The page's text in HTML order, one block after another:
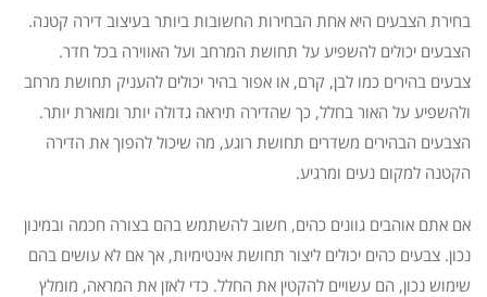
בחירת הצבעים היא אחת הבחירות החשובות ביותר בעיצוב דירה קטנה.
הצבעים יכולים להשפיע על תחושת המרחב ועל האווירה בכל חדר.
צבעים בהירים כמו לבן, קרם, או אפור בהיר יכולים להעניק תחושת מרחב
ולהשפיע על האור בחלל, כך שהדירה תיראה גדולה יותר ומוארת יותר.
הצבעים הבהירים משדרים תחושת רוגע, מה שיכול להפוך את הדירה
הקטנה למקום נעים ומרגיע.
אם אתם אוהבים גוונים כהים, חשוב להשתמש בהם בצורה חכמה ובמינון
נכון. צבעים כהים יכולים ליצור תחושת אינטימיות, אך אם לא עושים בהם
שימוש נכון, הם עשויים להקטין את החלל. כדי לאזן את המראה, מומלץ